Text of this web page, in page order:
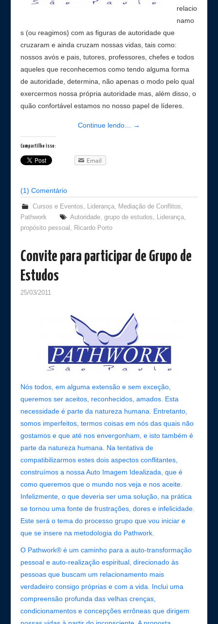
relacio
namo
s (ou reagimos) com as figuras de autoridade que
cruzaram e ainda cruzam nossas vidas, tais como:
nossos avós e pais, tutores, professores, chefes e todos
aqueles que reconhecemos como tendo alguma forma
de autoridade, determina, não apenas o modo pelo qual
exercermos nossa própria autoridade mas, além disso, o
quão confortável estamos no nosso papel de líderes.
Continue lendo… →
Compartilhe isso:
Email
(1) Comentário
Cursos e Eventos Liderança, Mediação de Conflitos
Pathwork
Autoridade, grupo de estudos Liderança,
propósito pessoal
Ricardo Porto
Convite para participar de Grupo de
Estudos
25/03/2011
Nós todos, em alguma extensão e sem exceção,
queremos ser aceitos, reconhecidos, amados. Esta
necessidade é parte da natureza humana. Entretanto,
somos imperfeitos, termos coisas em nós das quais não
gostamos e que até nos envergonham, e isto também é
parte da natureza humana. Na tentativa de
compatibilizarmos estes dois aspectos conflitantes,
construímos a nossa Auto Imagem Idealizada, que é
como queremos que o mundo nos veja e nos aceite.
Infelizmente, o que deveria ser uma solução, na prática
se tornou uma fonte de frustrações, dores e infelicidade.
Este será o tema do processo grupo que vou iniciar e
que se insere na metodologia do Pathwork.
O Pathwork® é um caminho para a auto-transformação
pessoal e auto-realização espiritual, direcionado às
pessoas que buscam um relacionamento mais
verdadeiro consigo próprias e com a vida. Inclui uma
compreensão profunda das velhas crenças,
condicionamentos e concepções errôneas que dirigem